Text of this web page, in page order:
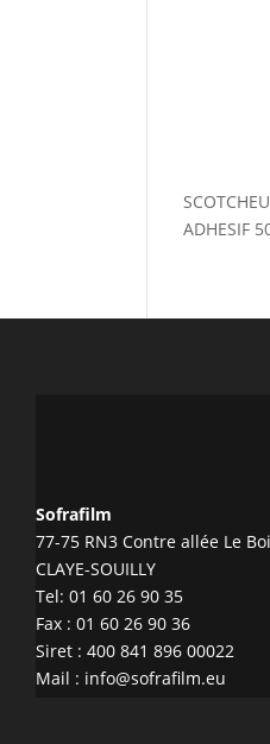
ADHESIF
Sofrafilm
77-75 RN3 Contre allée Le
CLAYE-SOUILLY
Tel: 01 60 26 90 35
Fax : 01 60 26 90 36
Siret : 400 841 896 00022
Mail : info@sofrafilm.eu